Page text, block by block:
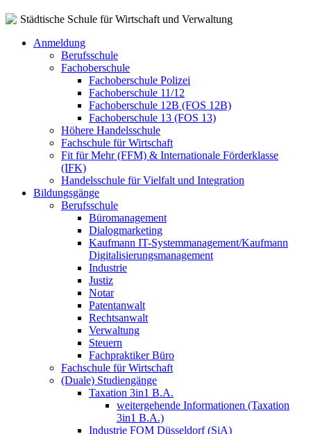
Städtische Schule für Wirtschaft und Verwaltung
Anmeldung
Berufsschule
Fachoberschule
Fachoberschule Polizei
Fachoberschule 11/12
Fachoberschule 12B (FOS 12B)
Fachoberschule 13 (FOS 13)
Höhere Handelsschule
Fachschule für Wirtschaft
Fit für Mehr (FFM) & Internationale Förderklasse
(IFK)
Handelsschule für Vielfalt und Integration
Bildungsgänge
Berufsschule
Büromanagement
Dialogmarketing
Kaufmann IT-Systemmanagement/Kaufmann
Digitalisierungsmanagement
Industrie
Justiz
Notar
Patentanwalt
Rechtsanwalt
Verwaltung
Steuern
Fachpraktiker Büro
Fachschule für Wirtschaft
(Duale) Studiengänge
Taxation 3in1 B.A.
weitergehende Informationen (Taxation
3in1 B.A.)
Industrie FOM Düsseldorf (SiA)